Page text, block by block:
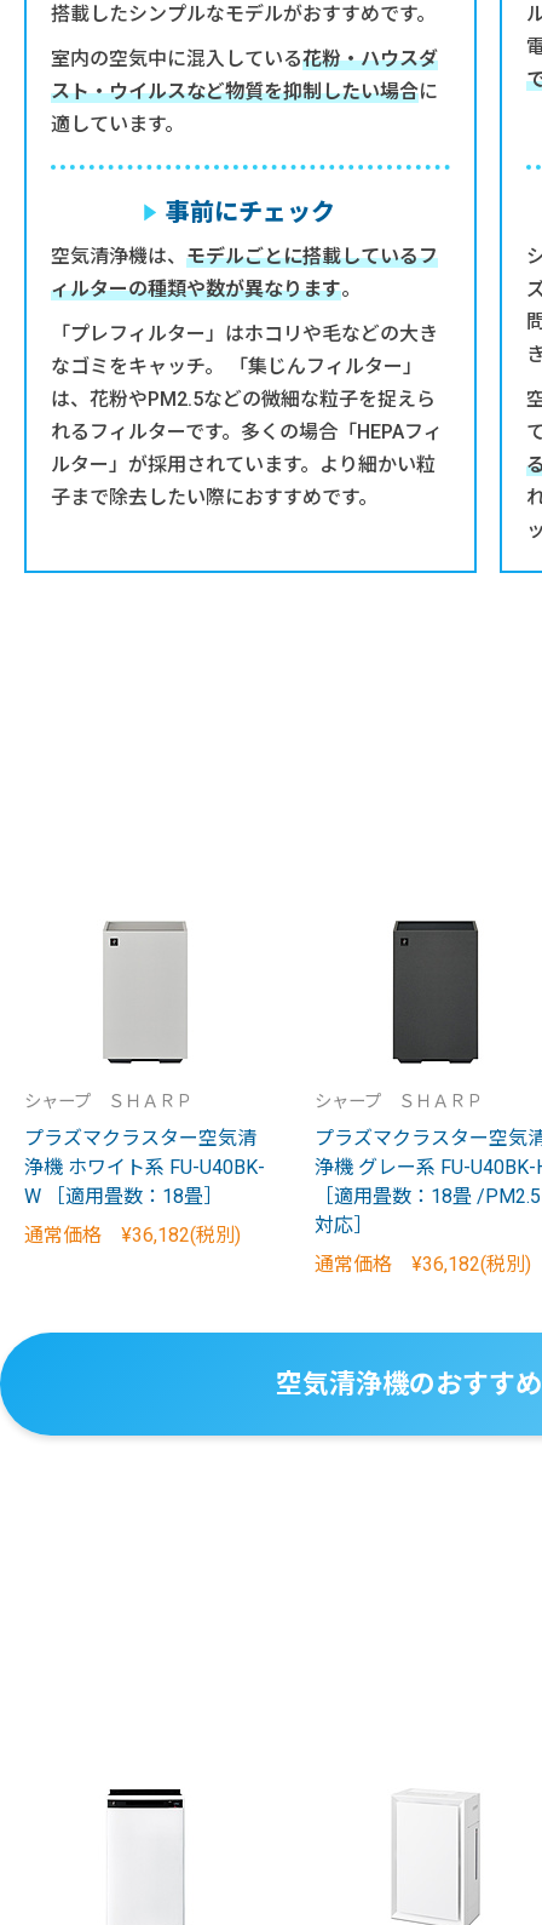
搭載したシンプルなモデルがおすすめです。
室内の空気中に混入している花粉・ハウスダ
スト・ウイルスなど物質を抑制したい場合に
適しています。
事前にチェック
空気清浄機は、 モデルごとに搭載しているフ
ィルターの種類や数が異なります。
「プレフィルター」はホコリや毛などの大き
なゴミをキャッチ。 「集じんフィルター」
は、花粉やPM2.5などの微細な粒子を捉えら
れるフィルターです。多くの場合「HEPAフィ
ルター」が採用されています。より細かい粒
子まで除去したい際におすすめです。
シャープ ＳＨＡＲＰ
プラズマクラスター空気清
浄機 ホワイト系 FU-U40BK-
W ［適用畳数：18畳］
通常価格 ¥36,182(税別)
シャープ ＳＨＡＲＰ
プラズマクラスター空気
浄機 グレー系 FU-U40BK-
［適用畳数：18畳 /PM2.5
対応］
通常価格 ¥36,182(税別)
空気清浄機のおすす